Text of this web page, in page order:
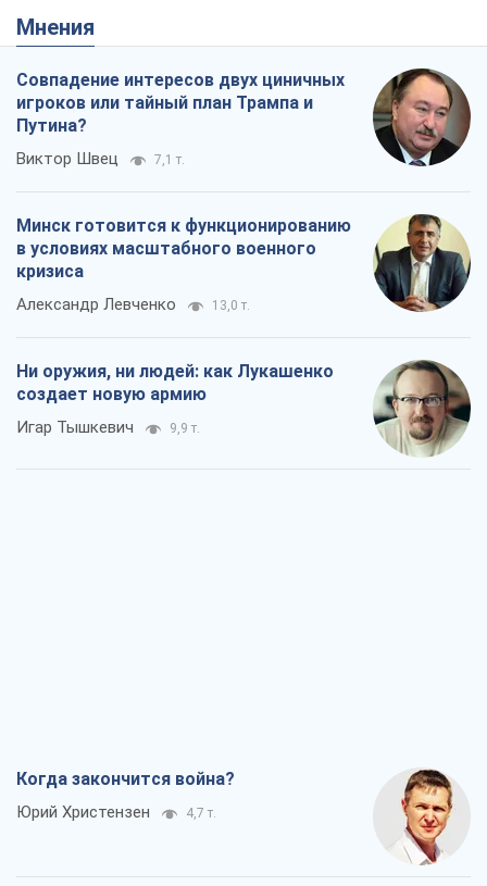
Мнения
Совпадение интересов двух циничных
игроков или тайный план Трампа и
Путина?
Виктор Швец 7,1 т.
Минск готовится к функционированию
в условиях масштабного военного
кризиса
Александр Левченко 13,0 т.
Ни оружия, ни людей: как Лукашенко
создает новую армию
Игар Тышкевич 9,9 т.
Когда закончится война?
Юрий Христензен 4,7 т.